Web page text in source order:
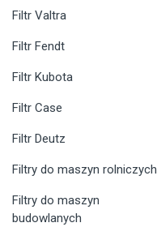
Filtr Valtra
Filtr Fendt
Filtr Kubota
Filtr Case
Filtr Deutz
Filtry do maszyn rolniczych
Filtry do maszyn
budowlanych